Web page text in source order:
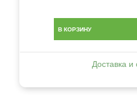
В КОРЗИНУ
Доставка и